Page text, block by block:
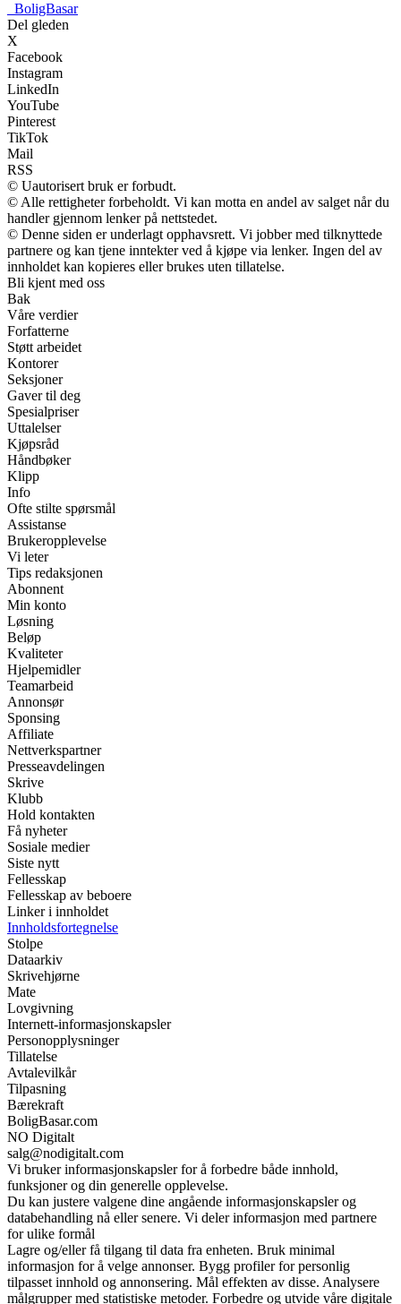
BoligBasar
Del gleden
X
Facebook
Instagram
LinkedIn
YouTube
Pinterest
TikTok
Mail
RSS
© Uautorisert bruk er forbudt.
© Alle rettigheter forbeholdt. Vi kan motta en andel av salget når du
handler gjennom lenker på nettstedet.
© Denne siden er underlagt opphavsrett. Vi jobber med tilknyttede
partnere og kan tjene inntekter ved å kjøpe via lenker. Ingen del av
innholdet kan kopieres eller brukes uten tillatelse.
Bli kjent med oss
Bak
Våre verdier
Forfatterne
Støtt arbeidet
Kontorer
Seksjoner
Gaver til deg
Spesialpriser
Uttalelser
Kjøpsråd
Håndbøker
Klipp
Info
Ofte stilte spørsmål
Assistanse
Brukeropplevelse
Vi leter
Tips redaksjonen
Abonnent
Min konto
Løsning
Beløp
Kvaliteter
Hjelpemidler
Teamarbeid
Annonsør
Sponsing
Affiliate
Nettverkspartner
Presseavdelingen
Skrive
Klubb
Hold kontakten
Få nyheter
Sosiale medier
Siste nytt
Fellesskap
Fellesskap av beboere
Linker i innholdet
Innholdsfortegnelse
Stolpe
Dataarkiv
Skrivehjørne
Mate
Lovgivning
Internett-informasjonskapsler
Personopplysninger
Tillatelse
Avtalevilkår
Tilpasning
Bærekraft
BoligBasar.com
NO Digitalt
salg@nodigitalt.com
Vi bruker informasjonskapsler for å forbedre både innhold,
funksjoner og din generelle opplevelse.
Du kan justere valgene dine angående informasjonskapsler og
databehandling nå eller senere. Vi deler informasjon med partnere
for ulike formål
Lagre og/eller få tilgang til data fra enheten. Bruk minimal
informasjon for å velge annonser. Bygg profiler for personlig
tilpasset innhold og annonsering. Mål effekten av disse. Analysere
målgrupper med statistiske metoder. Forbedre og utvide våre digitale